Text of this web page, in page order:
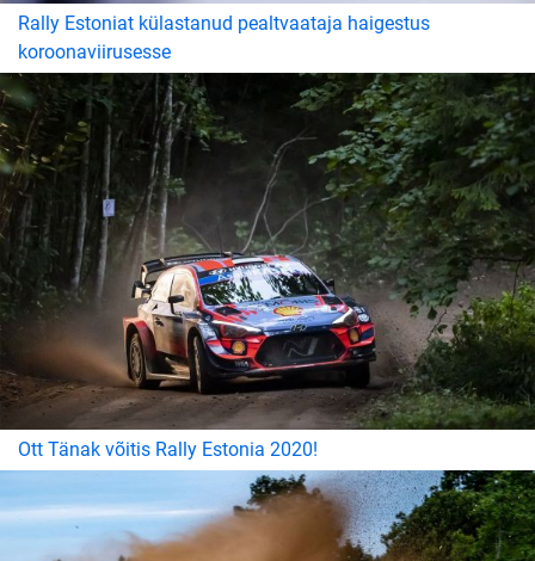
Rally Estoniat külastanud pealtvaataja haigestus
koroonaviirusesse
Ott Tänak võitis Rally Estonia 2020!